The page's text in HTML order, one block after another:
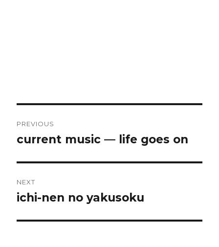
navigation
PREVIOUS
Previous
current music — life goes on
NEXT
Next
ichi-nen no yakusoku